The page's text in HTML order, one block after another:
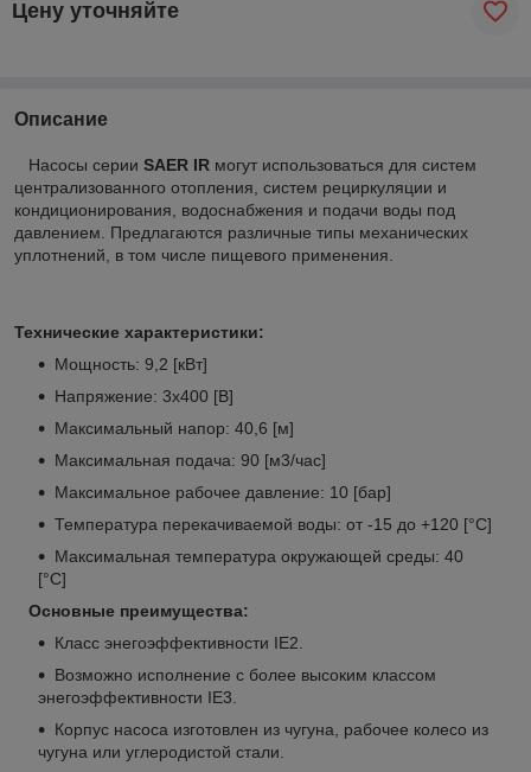
Цену уточняйте
Описание
Насосы серии SAER IR могут использоваться для систем
централизованного отопления, систем рециркуляции и
кондиционирования, водоснабжения и подачи воды под
давлением. Предлагаются различные типы механических
уплотнений, в том числе пищевого применения.
Технические характеристики:
Мощность: 9,2 [кВт]
Напряжение: 3х400 [В]
Максимальный напор: 40,6 [м]
Максимальная подача: 90 [м3/час]
Максимальное рабочее давление: 10 [бар]
Температура перекачиваемой воды: от -15 до +120 [°С]
Максимальная температура окружающей среды: 40
[°С]
Основные преимущества:
Класс энегоэффективности IE2.
Возможно исполнение с более высоким классом
энегоэффективности IE3.
Корпус насоса изготовлен из чугуна, рабочее колесо из
чугуна или углеродистой стали.